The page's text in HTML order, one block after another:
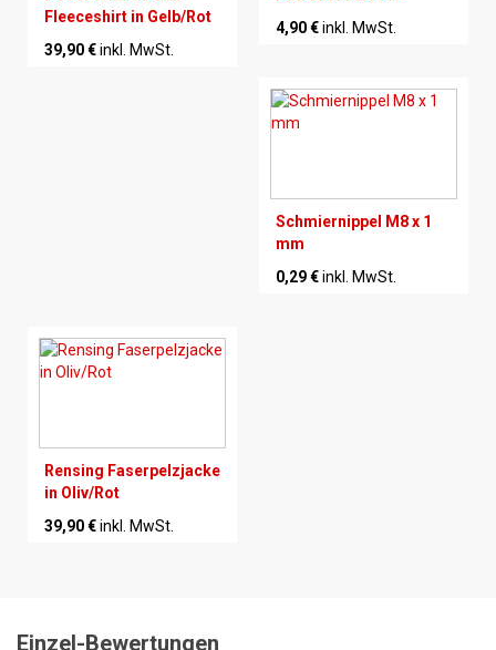
Fleeceshirt in Gelb/Rot
39,90 €inkl. MwSt.
4,90 €inkl. MwSt.
Schmiernippel M8 x 1
mm
0,29 €inkl. MwSt.
Rensing Faserpelzjacke
in Oliv/Rot
39,90 €inkl. MwSt.
Einzel-Bewertungen